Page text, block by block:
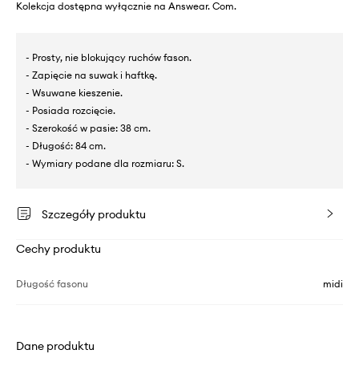
Kolekcja dostępna wyłącznie na Answear. Com.
- Prosty, nie blokujący ruchów fason.
- Zapięcie na suwak i haftkę.
- Wsuwane kieszenie.
- Posiada rozcięcie.
- Szerokość w pasie: 38 cm.
- Długość: 84 cm.
- Wymiary podane dla rozmiaru: S.
Szczegóły produktu
Cechy produktu
Długość fasonu midi
Dane produktu